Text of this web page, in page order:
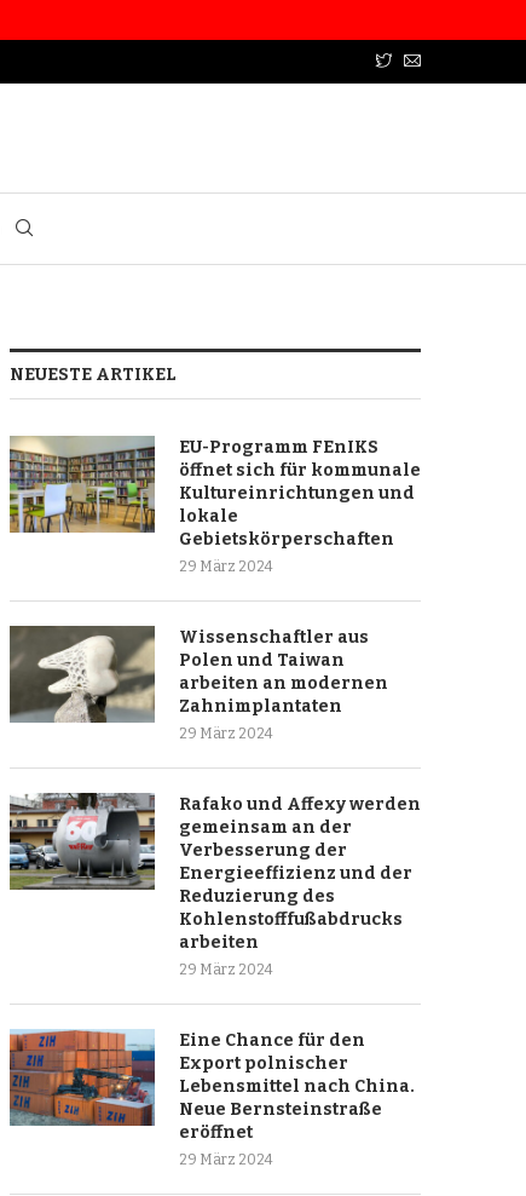
NEUESTE ARTIKEL
EU-Programm FEnIKS
öffnet sich für kommunale
Kultureinrichtungen und
lokale
Gebietskörperschaften
29 März 2024
Wissenschaftler aus
Polen und Taiwan
arbeiten an modernen
Zahnimplantaten
29 März 2024
Rafako und Affexy werden
gemeinsam an der
Verbesserung der
Energieeffizienz und der
Reduzierung des
Kohlenstofffußabdrucks
arbeiten
29 März 2024
Eine Chance für den
Export polnischer
Lebensmittel nach China.
Neue Bernsteinstraße
eröffnet
29 März 2024